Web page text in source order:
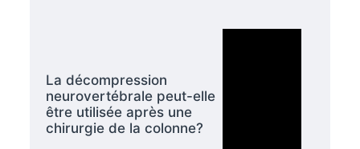
La décompression
neurovertébrale peut-elle
être utilisée après une
chirurgie de la colonne?